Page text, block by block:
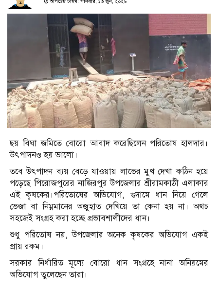
আপডেট টাইম: শনিবার, ১৩ জুন, ২০২৬
ছয় বিঘা জমিতে বোরো আবাদ করেছিলেন পরিতোষ হালদার।
উৎপাদনও হয় ভালো।
তবে উৎপাদন ব্যয় বেড়ে যাওয়ায় লাভের মুখ দেখা কঠিন হয়ে
পড়েছে পিরোজপুরের নাজিরপুর উপজেলার শ্রীরামকাঠী এলাকার
এই কৃষকের।পরিতোষের অভিযোগ, গুদামে ধান নিয়ে গেলে
ভেজা বা নিম্নমানের অজুহাত দেখিয়ে তা কেনা হয় না। অথচ
সহজেই সংগ্রহ করা হচ্ছে প্রভাবশালীদের ধান।
শুধু পরিতোষ নয়, উপজেলার অনেক কৃষকের অভিযোগ একই
প্রায় রকম।
সরকার নির্ধারিত মূল্যে বোরো ধান সংগ্রহে নানা অনিয়মের
অভিযোগ তুলেছেন তারা।